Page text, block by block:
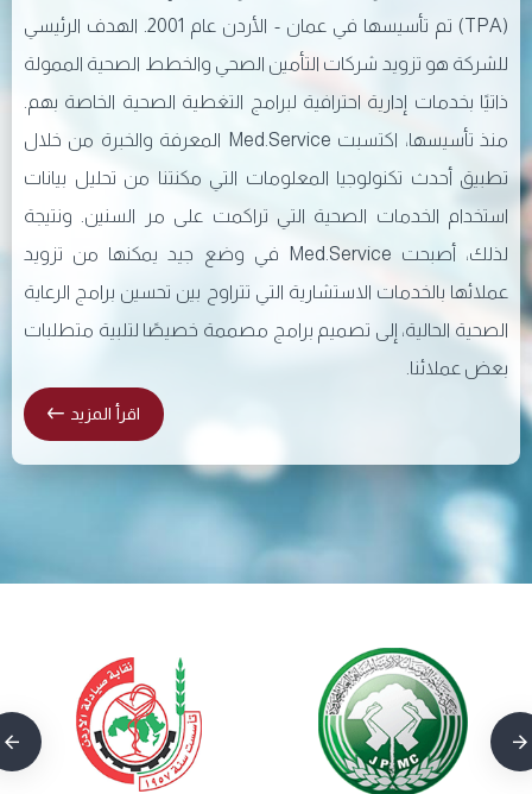
(TPA) تم تأسيسها في عمان - الأردن عام 2001. الهدف الرئيسي
للشركة هو تزويد شركات التأمين الصحي والخطط الصحية الممولة
ذاتيًا بخدمات إدارية احترافية لبرامج التغطية الصحية الخاصة بهم.
منذ تأسيسها، اكتسبت Med.Service المعرفة والخبرة من خلال
تطبيق أحدث تكنولوجيا المعلومات التي مكنتنا من تحليل بيانات
استخدام الخدمات الصحية التي تراكمت على مر السنين. ونتيجة
لذلك، أصبحت Med.Service في وضع جيد يمكنها من تزويد
عملائها بالخدمات الاستشارية التي تتراوح بين تحسين برامج الرعاية
الصحية الحالية، إلى تصميم برامج مصممة خصيصًا لتلبية متطلبات
بعض عملائنا.
اقرأ المزيد